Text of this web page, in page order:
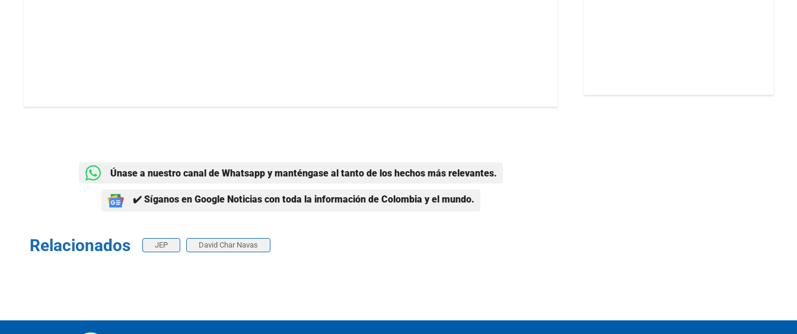
Únase a nuestro canal de Whatsapp y manténgase al tanto de los hechos más relevantes.
✔️ Síganos en Google Noticias con toda la información de Colombia y el mundo.
Relacionados JEP David Char Navas